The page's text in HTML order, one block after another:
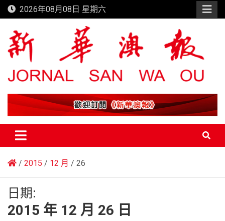
Skip
to
content
2026年08月08日 星期六
新華澳報
2015 12 月 26
日期:
2015 年 12 月 26 日